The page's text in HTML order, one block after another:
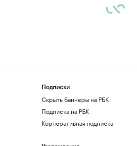
Подписки
Скрыть баннеры на РБК
Подписка на РБК
Корпоративная подписка